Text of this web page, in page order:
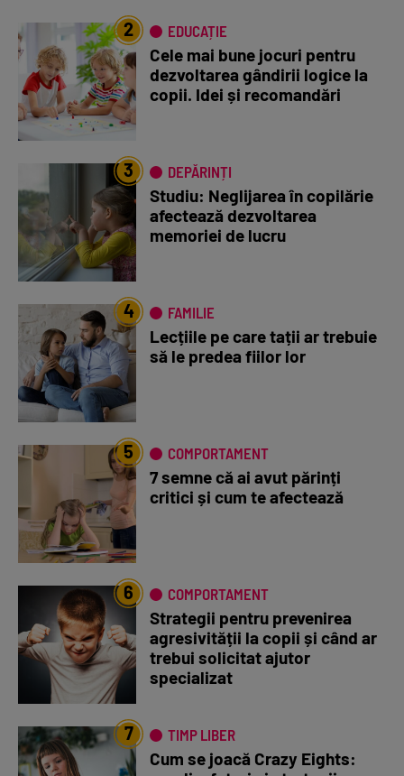
2 EDUCAȚIE
Cele mai bune jocuri pentru
dezvoltarea gândirii logice la
copii. Idei și recomandări
3 DEPĂRINȚI
Studiu: Neglijarea în copilărie
afectează dezvoltarea
memoriei de lucru
4 FAMILIE
Lecțiile pe care tații ar trebuie
să le predea fiilor lor
5 COMPORTAMENT
7 semne că ai avut părinți
critici și cum te afectează
6 COMPORTAMENT
Strategii pentru prevenirea
agresivității la copii și când ar
trebui solicitat ajutor
specializat
7 TIMP LIBER
Cum se joacă Crazy Eights: